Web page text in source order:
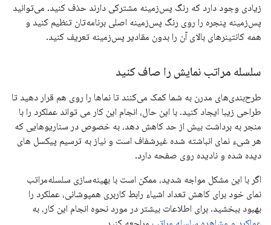
زیادی وجود دارد که رنگ پس‌زمینه مشترکی دارند حذف کنید. می‌توانید
پس‌زمینه پنجره را روی رنگ پس‌زمینه اصلی برنامه‌تان تنظیم کنید و
همه کانتینرهای بالای آن را بدون مقادیر پس‌زمینه تعریف کنید.
سلسله مراتب نمایش را صاف کنید
طرح‌بندی‌های مدرن به شما کمک می‌کنند تا نماها را روی هم قرار دهید تا
طراحی زیبا ایجاد کنید. با این حال، انجام این کار می تواند عملکرد را با
منجر به برداشت بیش از حد کاهش دهد، به خصوص در سناریوهایی که
هر شیء نمای انباشته شده غیرشفاف است و نیاز به ترسیم پیکسل های
دیده شده و نادیده روی صفحه دارد.
اگر با این مشکل مواجه شدید، ممکن است با بهینه‌سازی سلسله‌مراتب
نمای خود برای کاهش تعداد اشیاء رابط کاربری همپوشانی، عملکرد را
بهبود ببخشید. برای اطلاعات بیشتر در مورد نحوه انجام این کار، به